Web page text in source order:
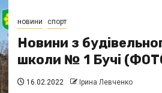
новини спорт
Новини з
школи № 1 Бучі
16.02.2022 Ірина Левченко